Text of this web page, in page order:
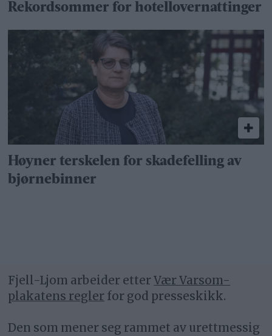
Rekordsommer for hotellovernattinger
Høyner terskelen for skadefelling av
bjørnebinner
Fjell-Ljom arbeider etterVær Varsom-
plakatens regler for god presseskikk.
Den som mener seg rammet av urettmessig